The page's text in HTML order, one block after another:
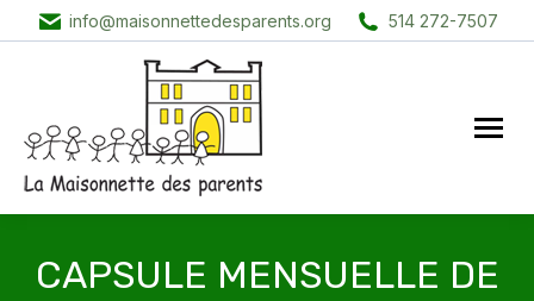
info@maisonnettedesparents.org 514 272-7507
CAPSULE MENSUELLE DE